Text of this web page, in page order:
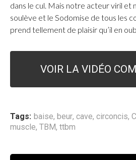
dans le cul. Mais notre acteur viril et
soulève et le Sodomise de tous les
prend tellement de plaisir qu’il en
VOIR LA VIDÉO
Tags: baise, beur, cave, circoncis,
muscle, TBM, ttbm